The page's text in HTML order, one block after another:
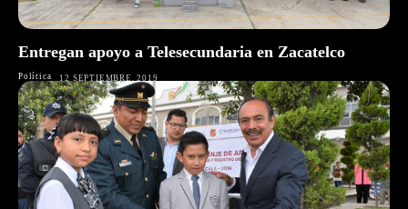
Entregan apoyo a Telesecundaria en Zacatelco
Política 12 SEPTIEMBRE, 2019